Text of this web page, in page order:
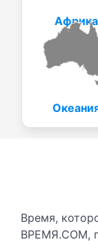
Африка
Время,
ВРЕМЯ.COM,